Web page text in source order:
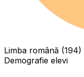
Limba română (194)
Demografie elevi